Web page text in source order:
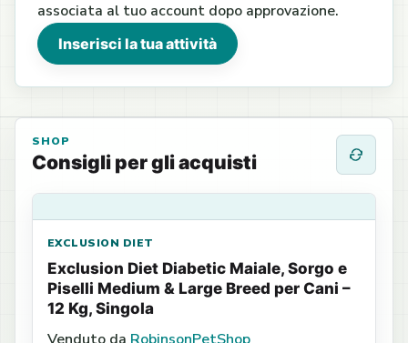
associata al tuo account dopo approvazione.
Inserisci la tua attività
SHOP
Consigli per gli acquisti
EXCLUSION DIET
Exclusion Diet Diabetic Maiale, Sorgo e
Piselli Medium & Large Breed per Cani –
12 Kg, Singola